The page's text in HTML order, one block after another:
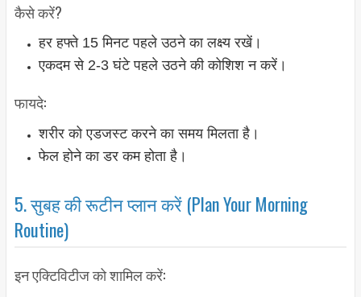
कैसे करें?
हर हफ्ते 15 मिनट पहले उठने का लक्ष्य रखें।
एकदम से 2-3 घंटे पहले उठने की कोशिश न करें।
फायदे:
शरीर को एडजस्ट करने का समय मिलता है।
फेल होने का डर कम होता है।
5. सुबह की रूटीन प्लान करें (Plan Your Morning
Routine)
इन एक्टिविटीज को शामिल करें: